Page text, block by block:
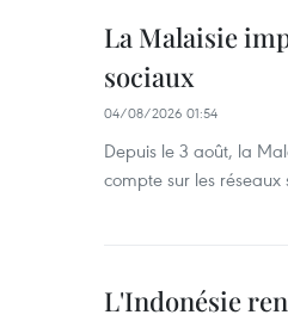
La Malaisie
sociaux
04/08/2026 01:54
Depuis le 3 août, la
compte sur les
L'Indonésie